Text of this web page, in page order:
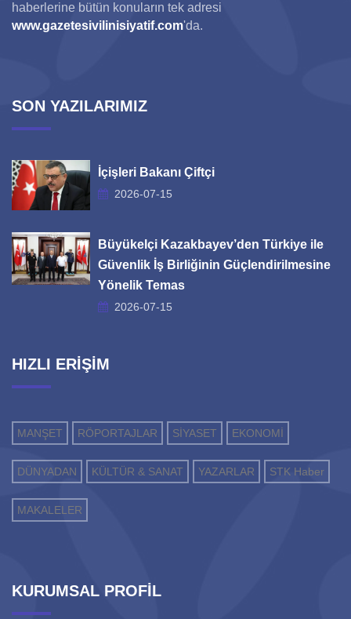
haberlerine bütün konuların tek adresi
www.gazetesivilinisiyatif.com'da.
SON YAZILARIMIZ
İçişleri Bakanı Çiftçi
2026-07-15
Büyükelçi Kazakbayev’den Türkiye ile
Güvenlik İş Birliğinin Güçlendirilmesine
Yönelik Temas
2026-07-15
HIZLI ERİŞİM
MANŞET RÖPORTAJLAR SİYASET EKONOMİ
DÜNYADAN KÜLTÜR & SANAT YAZARLAR STK Haber
MAKALELER
KURUMSAL PROFİL